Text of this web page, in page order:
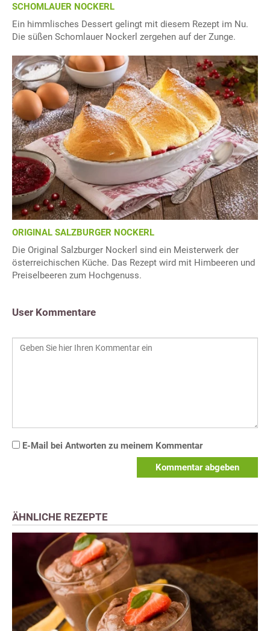
SCHOMLAUER NOCKERL
Ein himmlisches Dessert gelingt mit diesem Rezept im Nu.
Die süßen Schomlauer Nockerl zergehen auf der Zunge.
ORIGINAL SALZBURGER NOCKERL
Die Original Salzburger Nockerl sind ein Meisterwerk der
österreichischen Küche. Das Rezept wird mit Himbeeren und
Preiselbeeren zum Hochgenuss.
User Kommentare
E-Mail bei Antworten zu meinem Kommentar
Kommentar abgeben
ÄHNLICHE REZEPTE